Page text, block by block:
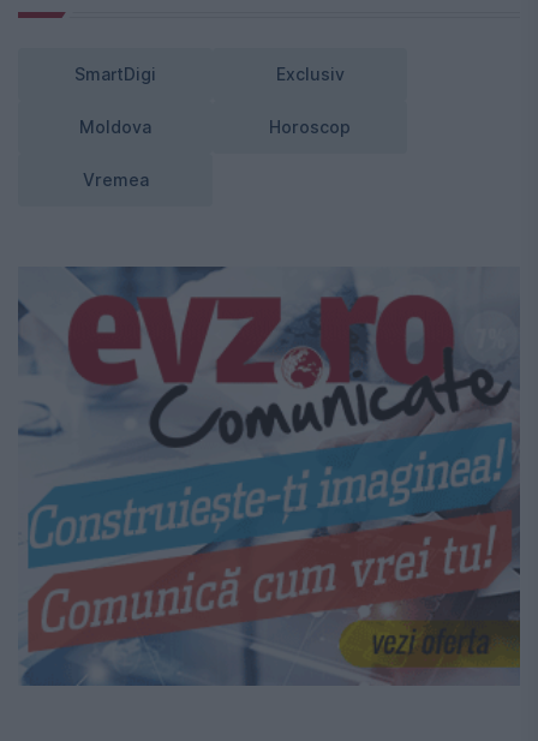
SmartDigi Exclusiv
Moldova Horoscop
Vremea